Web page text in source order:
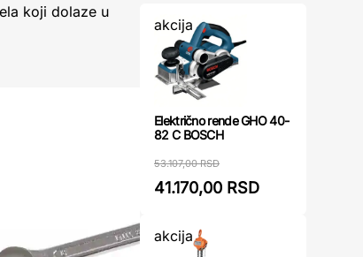
koji dolaze u
akcija
Električno rende GHO 40-
82 C BOSCH
53.107,00 RSD
41.170,00 RSD
akcija